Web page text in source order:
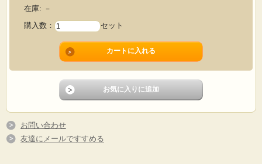
在庫: －
購入数：
セット
お問い合わせ
友達にメールですすめる